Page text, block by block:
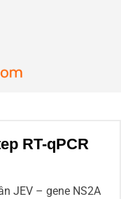
RT-qPCR
JEV – gene NS2A